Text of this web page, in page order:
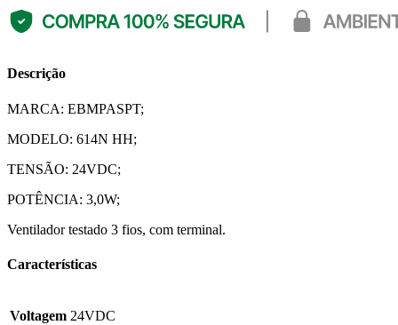
Descrição
MARCA: EBMPASPT;
MODELO: 614N HH;
TENSÃO: 24VDC;
POTÊNCIA: 3,0W;
Ventilador testado 3 fios, com terminal.
Características
Voltagem 24VDC